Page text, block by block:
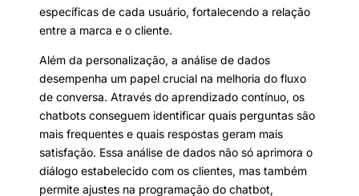
específicas de cada usuário, fortalecendo a relação
entre a marca e o cliente.
Além da personalização, a análise de dados
desempenha um papel crucial na melhoria do fluxo
de conversa. Através do aprendizado contínuo, os
chatbots conseguem identificar quais perguntas são
mais frequentes e quais respostas geram mais
satisfação. Essa análise de dados não só aprimora o
diálogo estabelecido com os clientes, mas também
permite ajustes na programação do chatbot,